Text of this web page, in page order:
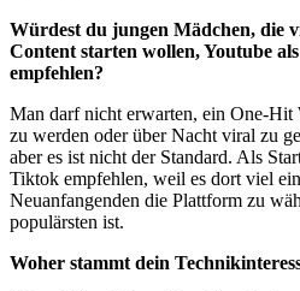
Würdest du jungen Mädchen, die
Content starten wollen, Youtube
empfehlen?
Man darf nicht erwarten, ein One-Hit
zu werden oder über Nacht viral zu
aber es ist nicht der Standard. Als
Tiktok empfehlen, weil es dort viel
Neuanfangenden die Plattform zu
populärsten ist.
Woher stammt dein